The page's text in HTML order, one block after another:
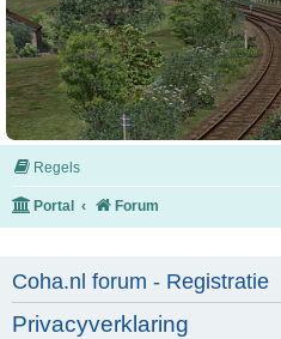
Regels
Portal Forum
Coha.nl forum - Registratie
Privacyverklaring